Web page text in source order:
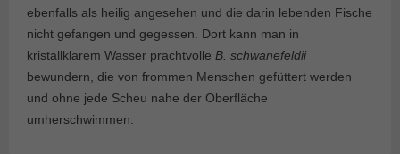
ebenfalls als heilig angesehen und die darin lebenden Fische
nicht gefangen und gegessen. Dort kann man in
kristallklarem Wasser prachtvolle B. schwanefeldii
bewundern, die von frommen Menschen gefüttert werden
und ohne jede Scheu nahe der Oberfläche
umherschwimmen.